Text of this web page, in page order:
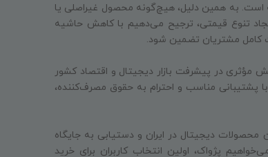
است. به همین دلیل، هیچ‌گونه محصول غیراصلی یا
تنوع قیمتی، ترجیح می‌دهیم با کاهش حاشیه
کامل مشتریان تضمین شود.
در پیشرفت بازار دیجیتال و اقتصاد کشور
با پشتیبانی مناسب و احترام به حقوق مصرف‌کننده،
محصولات دیجیتال در ایران و دستیابی به جایگاه
پژواک، اولین انتخاب کاربران برای خرید